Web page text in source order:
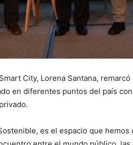
City, Lorena Santana,
en diferentes puntos del país
es el espacio que